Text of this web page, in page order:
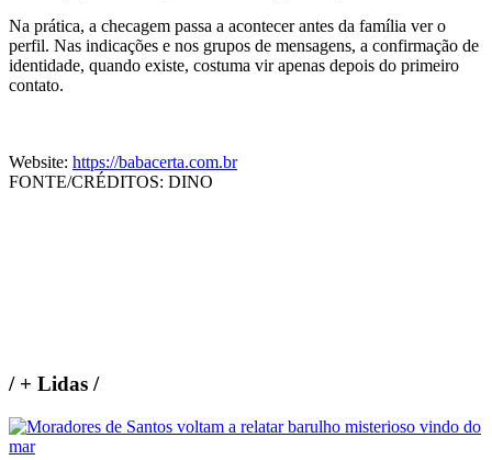
Na prática, a checagem passa a acontecer antes da família ver o
perfil. Nas indicações e nos grupos de mensagens, a confirmação de
identidade, quando existe, costuma vir apenas depois do primeiro
contato.
Website: https://babacerta.com.br
FONTE/CRÉDITOS: DINO
/+ Lidas /